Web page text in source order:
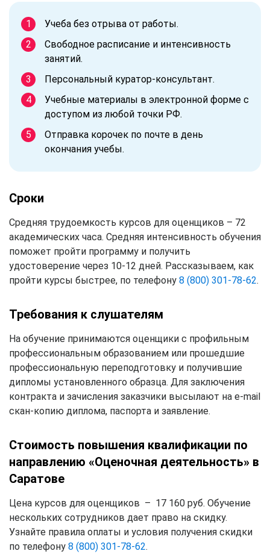
Учеба без отрыва от работы.
Свободное расписание и интенсивность
занятий.
Персональный куратор-консультант.
Учебные материалы в электронной форме с
доступом из любой точки РФ.
Отправка корочек по почте в день
окончания учебы.
Сроки
Средняя трудоемкость курсов для оценщиков – 72
академических часа. Средняя интенсивность обучения
поможет пройти программу и получить
удостоверение через 10-12 дней. Рассказываем, как
пройти курсы быстрее, по телефону 8 (800) 301-78-62.
Требования к слушателям
На обучение принимаются оценщики с профильным
профессиональным образованием или прошедшие
профессиональную переподготовку и получившие
дипломы установленного образца. Для заключения
контракта и зачисления заказчики высылают на e-mail
скан-копию диплома, паспорта и заявление.
Стоимость повышения квалификации по
направлению «Оценочная деятельность» в
Саратове
Цена курсов для оценщиков – 17 160 руб. Обучение
нескольких сотрудников дает право на скидку.
Узнайте правила оплаты и условия получения скидки
по телефону 8 (800) 301-78-62.